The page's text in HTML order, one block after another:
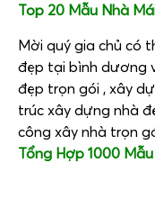
Top 20 Mẫu Nhà
Mời quý gia chủ có
đẹp tại bình dương
đẹp trọn gói , xây
trúc xây dựng nhà
công xây nhà trọn
Tổng Hợp 1000